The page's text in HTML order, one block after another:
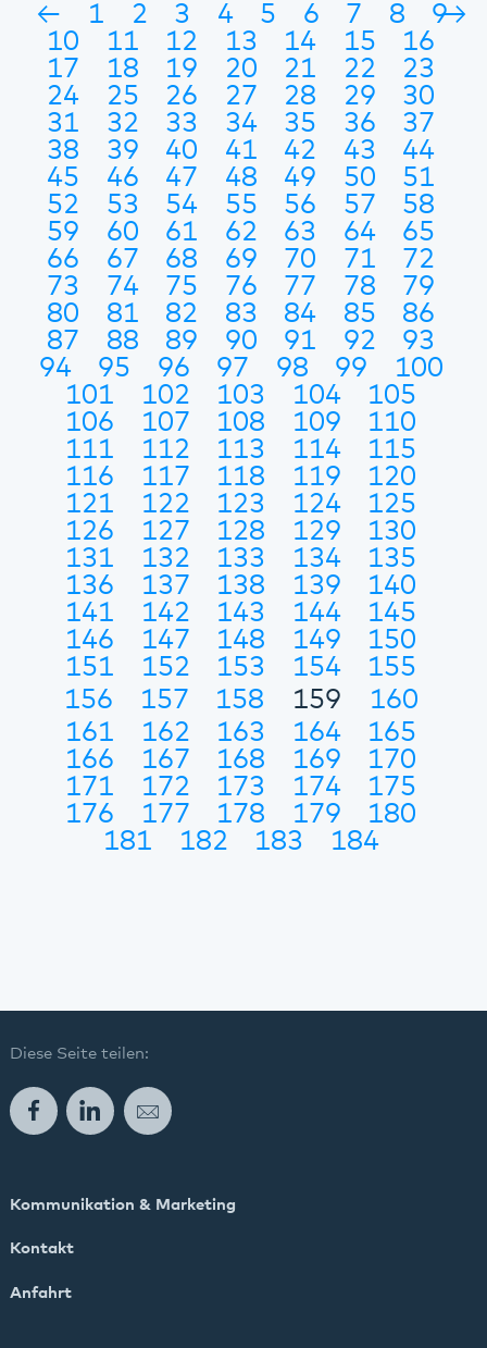
← 1 2 3 4 5 6 7 8
9
10
11 12 13 14 15
16
17
18 19 20 21 22
23
24
25 26 27 28 29
30
31
32 33 34 35 36
37
38
39 40 41 42 43
44
45
46 47 48 49 50
51
52
53 54 55 56 57
58
59
60 61 62 63 64
65
66
67 68 69 70 71
72
73
74 75 76 77 78
79
80
81 82 83 84 85
86
87
88 89 90 91 92
93
94
95 96 97 98 99
100
101
102 103 104
105
106
107 108 109
110
111
112 113 114
115
116
117 118 119
120
121
122 123 124
125
126
127 128 129
130
131
132 133 134
135
136
137 138 139
140
141
142 143 144
145
146
147 148 149
150
151
152 153 154
155
156
157 158 159
160
161
162 163 164
165
166
167 168 169
170
171
172 173 174
175
176
177 178 179
180
181
182 183 184
→
Diese Seite teilen:
FacebookLinkedInE-Mail
Kommunikation & Marketing
Kontakt
Anfahrt